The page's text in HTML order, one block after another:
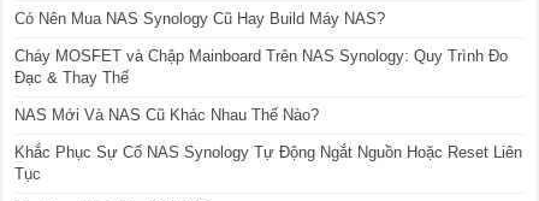
Có Nên Mua NAS Synology Cũ Hay Build Máy NAS?
Cháy MOSFET và Chập Mainboard Trên NAS Synology: Quy Trình Đo
Đạc & Thay Thế
NAS Mới Và NAS Cũ Khác Nhau Thế Nào?
Khắc Phục Sự Cố NAS Synology Tự Động Ngắt Nguồn Hoặc Reset Liên
Tục